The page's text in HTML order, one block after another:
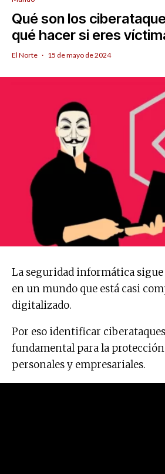
Qué son los
qué hacer si eres
El Norte · 15 de mayo de 2024
La seguridad informática
en un mundo que está casi
digitalizado.
Por eso identificar
fundamental para la protección
personales y empresariales.